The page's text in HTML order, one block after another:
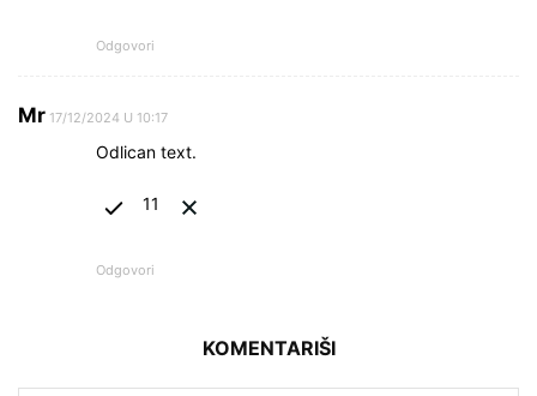
Odgovori
Mr 17/12/2024 U 10:17
Odlican text.
11
Odgovori
KOMENTARIŠI